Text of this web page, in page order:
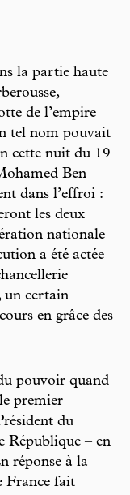
la partie haute
de l’empire
tel nom pouvait
cette nuit du 19
Ben
dans l’effroi :
les deux
nationale
a été actée
un certain
en grâce des
pouvoir quand
premier
du
République – en
réponse à la
France fait